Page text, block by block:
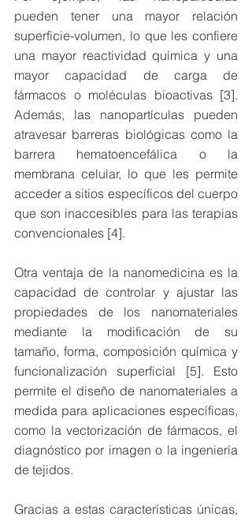
pueden tener una mayor relación
superficie-volumen, lo que les confiere
una mayor reactividad química y una
mayor capacidad de carga de
fármacos o moléculas bioactivas [3].
Además, las nanopartículas pueden
atravesar barreras biológicas como la
barrera hematoencefálica o la
membrana celular, lo que les permite
acceder a sitios específicos del cuerpo
que son inaccesibles para las terapias
convencionales [4].
Otra ventaja de la nanomedicina es la
capacidad de controlar y ajustar las
propiedades de los nanomateriales
mediante la modificación de su
tamaño, forma, composición química y
funcionalización superficial [5]. Esto
permite el diseño de nanomateriales a
medida para aplicaciones específicas,
como la vectorización de fármacos, el
diagnóstico por imagen o la ingeniería
de tejidos.
Gracias a estas características únicas,